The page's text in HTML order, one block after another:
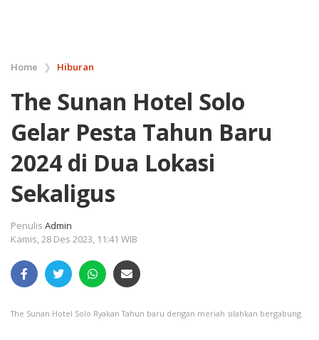
Home ❯ Hiburan
The Sunan Hotel Solo
Gelar Pesta Tahun Baru
2024 di Dua Lokasi
Sekaligus
Penulis Admin
Kamis, 28 Des 2023, 11:41 WIB
The Sunan Hotel Solo Ryakan Tahun baru dengan meriah silahkan bergabung